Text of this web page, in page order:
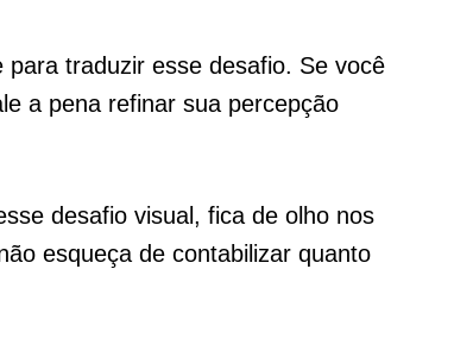
traduzir esse desafio. Se você
a pena refinar sua percepção
desafio visual, fica de olho nos
esqueça de contabilizar quanto